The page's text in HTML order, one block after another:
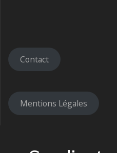
Contact
Mentions Légales